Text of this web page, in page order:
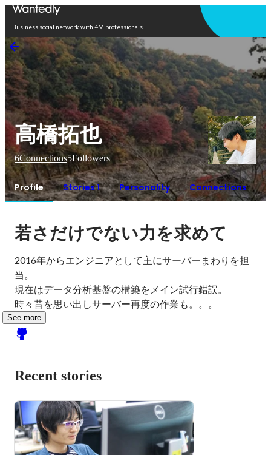
Business social network with 4M professionals
高橋拓也
6Connections5Followers
Profile Stories 1 Personality Connections
若さだけでない力を求めて
2016年からエンジニアとして主にサーバーまわりを担
当。
現在はデータ分析基盤の構築をメイン試行錯誤。
時々昔を思い出しサーバー再度の作業も。。。
See more
Recent stories